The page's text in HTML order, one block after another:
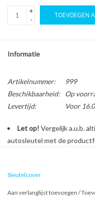
+
-
TOEVOEGEN
Informatie
Artikelnummer:
999
Beschikbaarheid:
Op
Levertijd:
Voor
Let op! Vergelijk a.u.b.
autosleutel met de
Sleutelcover
Aan verlanglijst toevoegen /